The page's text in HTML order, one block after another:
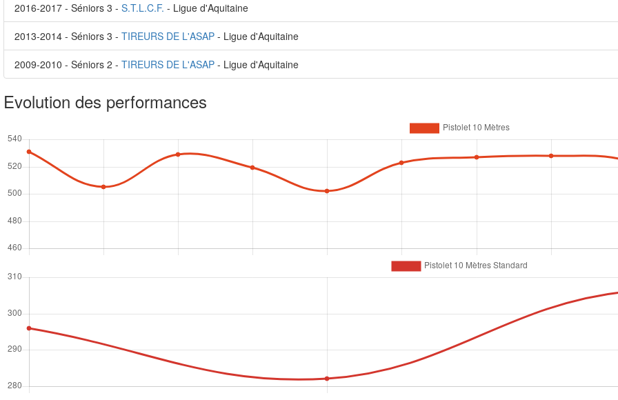
2016-2017 - Séniors 3 - S.T.L.C.F. - Ligue d'Aquitaine
2013-2014 - Séniors 3 - TIREURS DE L'ASAP - Ligue d'Aquitaine
2009-2010 - Séniors 2 - TIREURS DE L'ASAP - Ligue d'Aquitaine
Evolution des performances